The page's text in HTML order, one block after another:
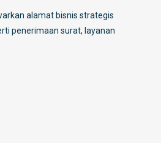
alamat bisnis strategis
penerimaan surat, layanan